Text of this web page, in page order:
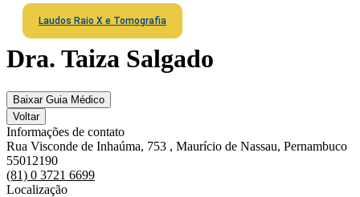
Laudos Raio X e Tomografia
Dra. Taiza Salgado
Baixar Guia Médico
Voltar
Informações de contato
Rua Visconde de Inhaúma, 753 , Maurício de Nassau, Pernambuco
55012190
(81) 0 3721 6699
Localização